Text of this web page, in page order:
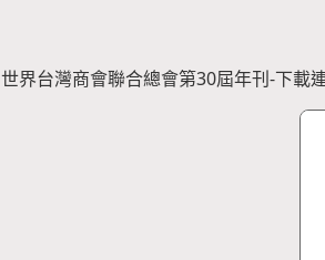
世界台灣商會聯合總會第30屆年刊-下載